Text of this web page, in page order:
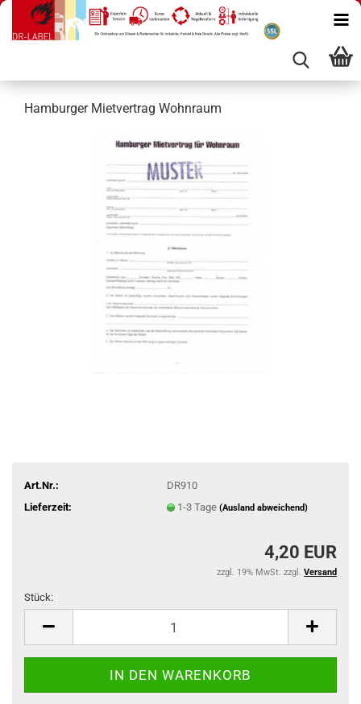
Hamburger Mietvertrag Wohnraum
Art.Nr.:
DR910
Lieferzeit:
1-3 Tage (Ausland abweichend)
4,20 EUR
zzgl. 19% MwSt. zzgl. Versand
Stück: